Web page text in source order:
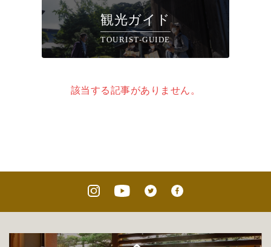
観光ガイド
TOURIST-GUIDE
該当する記事がありません。